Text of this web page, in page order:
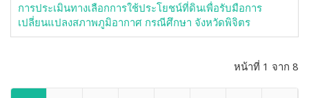
การประเมินทางเลือกการใช้ประโยชน์ที่ดินเพื่อรับมือการ
เปลี่ยนแปลงสภาพภูมิอากาศ กรณีศึกษา จังหวัดพิจิตร
หน้าที่ 1 จาก 8